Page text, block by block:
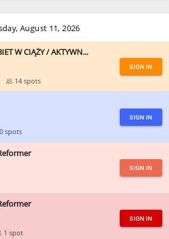
CLOSE
August 11, 2026
W CIĄŻY / AKTYWN...
14 spots
SIGN IN
spots
SIGN IN
SIGN IN
1 spot
SIGN IN